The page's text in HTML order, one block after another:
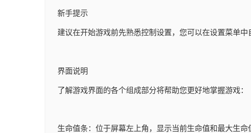
新手提示
建议在开始游戏前先熟悉控制设置，您可以在设置菜单
界面说明
了解游戏界面的各个组成部分将帮助您更好地掌握游戏：
生命值条：位于屏幕左上角，显示当前生命值和最大生命